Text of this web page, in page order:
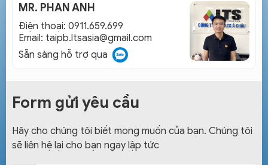
MR. PHAN ANH
Điện thoại: 0911.659.699
Email: taipb.ltsasia@gmail.com
Sẵn sàng hỗ trợ qua
Form gửi yêu cầu
Hãy cho chúng tôi biết mong muốn của bạn. Chúng tôi
sẽ liên hệ lại cho bạn ngay lập tức